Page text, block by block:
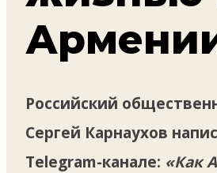
Российский
Сергей Карнаухов
Telegram-канале: «Как